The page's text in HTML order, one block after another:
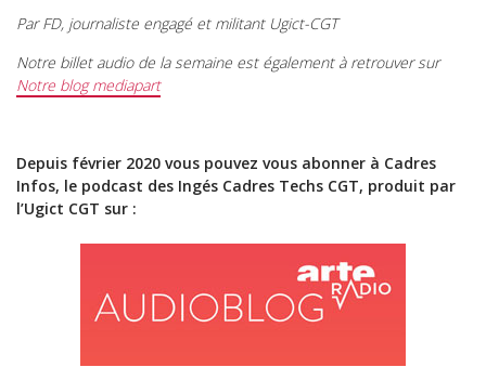
Par FD, journaliste engagé et militant Ugict-CGT
Notre billet audio de la semaine est également à retrouver sur
Notre blog mediapart
Depuis février 2020 vous pouvez vous abonner à Cadres
Infos, le podcast des Ingés Cadres Techs CGT, produit par
l’Ugict CGT sur :